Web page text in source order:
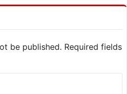
be published. Required fields